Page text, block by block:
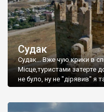
Судак
Судак... Вже чую крики в
Місце,туристами затерте
не було, ну не "дірявив" я